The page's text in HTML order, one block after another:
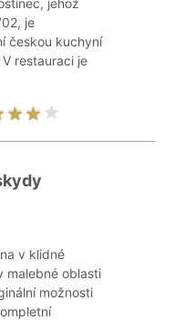
jehož
je
českou kuchyní
restauraci je
v klidné
malebné oblasti
možnosti